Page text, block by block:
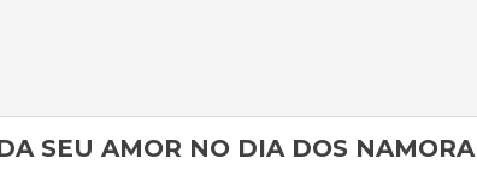
SEU AMOR NO DIA DOS